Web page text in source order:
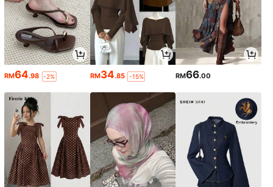
RM64.98 -2% RM34.85 -15% RM66.00